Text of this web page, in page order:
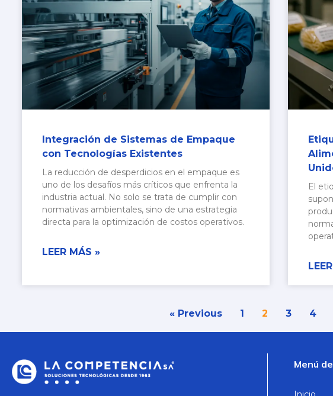
Integración de Sistemas de Empaque
con Tecnologías Existentes
La reducción de desperdicios en el empaque es
uno de los desafíos más críticos que enfrenta la
industria actual. No solo se trata de cumplir con
normativas ambientales, sino de una estrategia
directa para la optimización de costos operativos.
LEER MÁS »
El
« Previous 1 2 3 4
Menú